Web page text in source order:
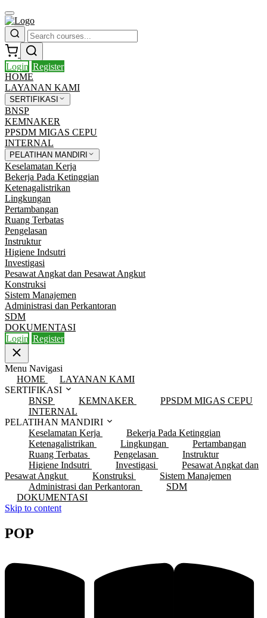
Login Register
HOME
LAYANAN KAMI
SERTIFIKASI
BNSP
KEMNAKER
PPSDM MIGAS CEPU
INTERNAL
PELATIHAN MANDIRI
Keselamatan Kerja
Bekerja Pada Ketinggian
Ketenagalistrikan
Lingkungan
Pertambangan
Ruang Terbatas
Pengelasan
Instruktur
Higiene Indsutri
Investigasi
Pesawat Angkat dan Pesawat Angkut
Konstruksi
Sistem Manajemen
Administrasi dan Perkantoran
SDM
DOKUMENTASI
Login Register
Menu Navigasi
HOME
LAYANAN KAMI
SERTIFIKASI
BNSP
KEMNAKER
PPSDM MIGAS CEPU
INTERNAL
PELATIHAN MANDIRI
Keselamatan Kerja
Bekerja Pada Ketinggian
Ketenagalistrikan
Lingkungan
Pertambangan
Ruang Terbatas
Pengelasan
Instruktur
Higiene Indsutri
Investigasi
Pesawat Angkat dan
Pesawat Angkut
Konstruksi
Sistem Manajemen
Administrasi dan Perkantoran
SDM
DOKUMENTASI
Skip to content
POP